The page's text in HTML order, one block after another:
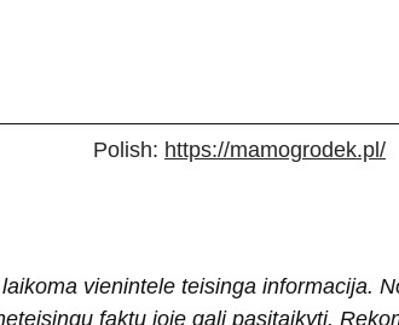
Polish: https://mamogrodek.pl/
vienintele teisinga informacija.
faktų joje gali pasitaikyti.